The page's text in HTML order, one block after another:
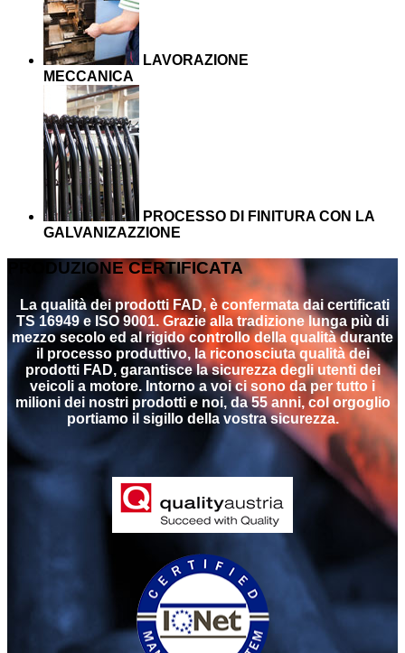
LAVORAZIONE
MECCANICA
PROCESSO DI FINITURA CON LA
GALVANIZAZZIONE
PRODUZIONE CERTIFICATA
La qualità dei prodotti FAD, è confermata dai certificati
TS 16949 e ISO 9001. Grazie alla tradizione lunga più di
mezzo secolo ed al rigido controllo della qualità durante
il processo produttivo, la riconosciuta qualità dei
prodotti FAD, garantisce la sicurezza degli utenti dei
veicoli a motore. Intorno a voi ci sono da per tutto i
milioni dei nostri prodotti e noi, da 55 anni, col orgoglio
portiamo il sigillo della vostra sicurezza.